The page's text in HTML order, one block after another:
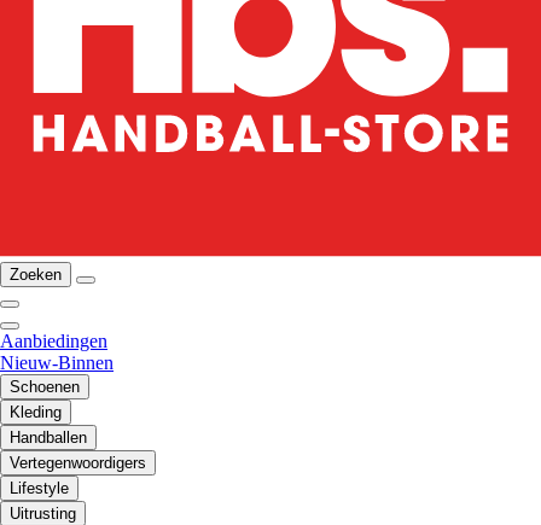
Zoeken
Aanbiedingen
Nieuw-Binnen
Schoenen
Kleding
Handballen
Vertegenwoordigers
Lifestyle
Uitrusting